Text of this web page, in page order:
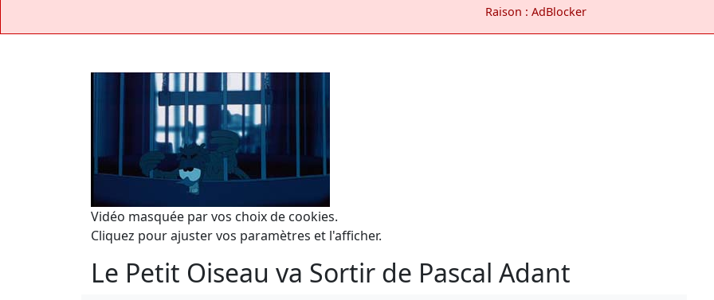
Raison : AdBlocker
Vidéo masquée par vos choix de cookies.
Cliquez pour ajuster vos paramètres et l'afficher.
Le Petit Oiseau va Sortir de Pascal Adant